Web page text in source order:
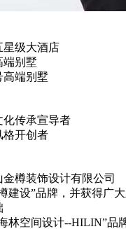
星级大酒店
端别墅
高端别墅
化传承宣导者
格开创者
金樽装饰设计有限公司
建设”品牌，并获得广
林空间设计--HILIN”品